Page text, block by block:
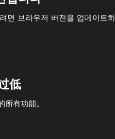
면 브라우저 버전을 업데이트
低
有功能。